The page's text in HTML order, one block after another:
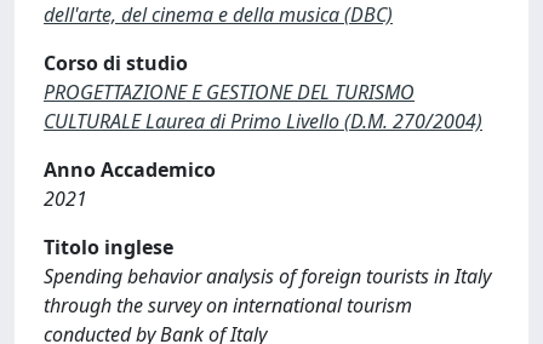
dell'arte, del cinema e della musica (DBC)
Corso di studio
PROGETTAZIONE E GESTIONE DEL TURISMO
CULTURALE Laurea di Primo Livello (D.M. 270/2004)
Anno Accademico
2021
Titolo inglese
Spending behavior analysis of foreign tourists in Italy
through the survey on international tourism
conducted by Bank of Italy